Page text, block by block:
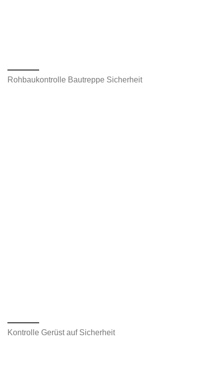
Rohbaukontrolle Bautreppe Sicherheit
Kontrolle Gerüst auf Sicherheit